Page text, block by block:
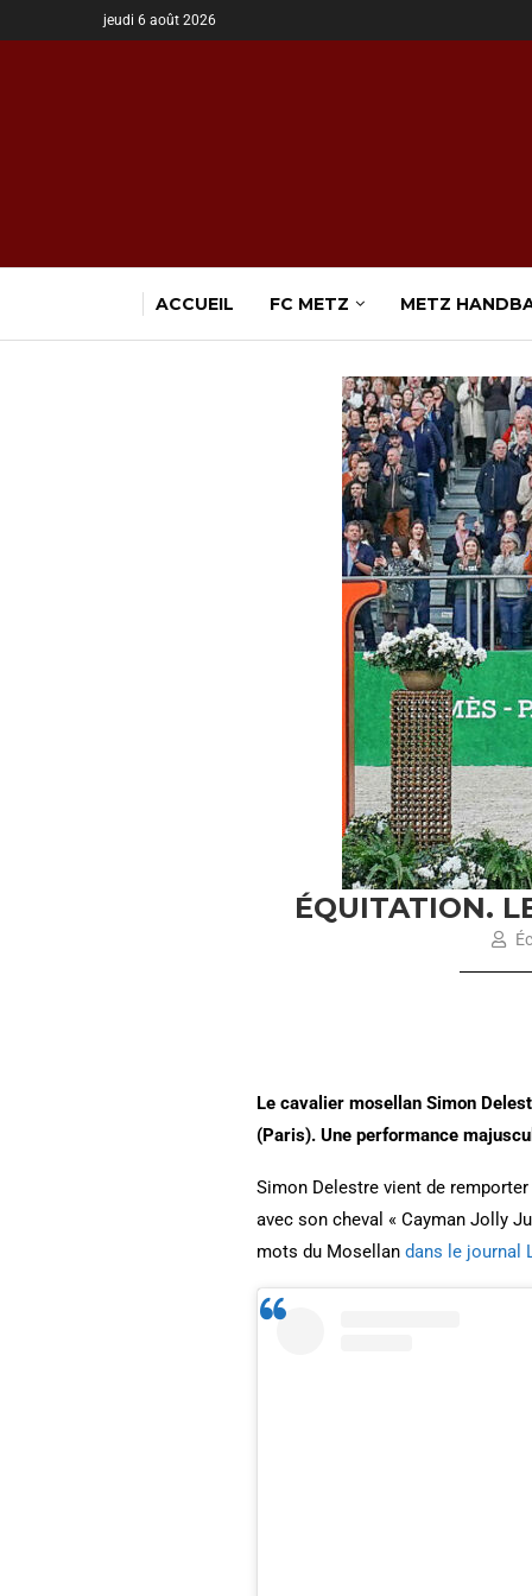
jeudi 6 août 2026
ACCUEIL FC METZ METZ
ÉQUITATION.
Le cavalier mosellan Simon
(Paris). Une performance
Simon Delestre vient de
avec son cheval « Cayman Jolly
mots du Mosellan dans le journal